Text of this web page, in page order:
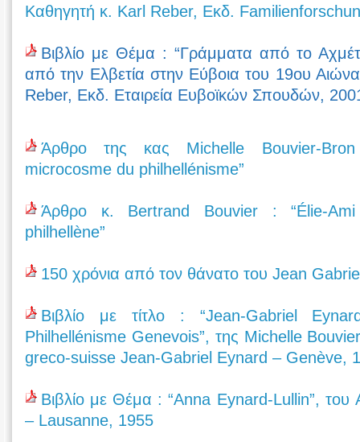
Καθηγητή κ. Karl Reber, Εκδ.
Βιβλίο με Θέμα : “Γράμματα από το
από την Ελβετία στην Εύβοια του 19ου
Reber, Εκδ. Εταιρεία Ευβοϊκών Σπουδών,
Άρθρο της κας Michelle Bouvier-
microcosme du philhellénisme”
Άρθρο κ. Bertrand Bouvier : “Élie-
philhellène”
150 χρόνια από τον θάνατο του Jean
Βιβλίο με τίτλο : “Jean-Gabriel
Philhellénisme Genevois”, της Michelle
greco-suisse Jean-Gabriel Eynard – Genève,
Βιβλίο με Θέμα : “Anna Eynard-Lullin”,
– Lausanne, 1955